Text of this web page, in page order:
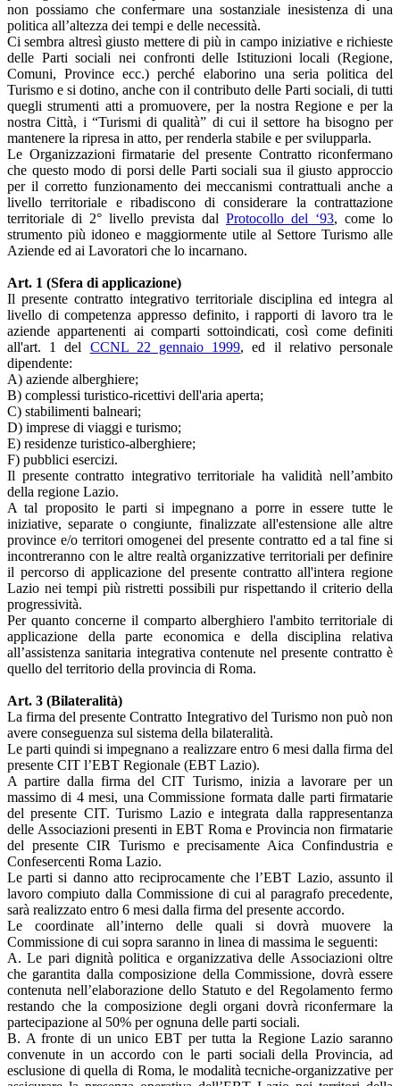
non possiamo che confermare una sostanziale inesistenza di una
politica all’altezza dei tempi e delle necessità.
Ci sembra altresì giusto mettere di più in campo iniziative e richieste
delle Parti sociali nei confronti delle Istituzioni locali (Regione,
Comuni, Province ecc.) perché elaborino una seria politica del
Turismo e si dotino, anche con il contributo delle Parti sociali, di tutti
quegli strumenti atti a promuovere, per la nostra Regione e per la
nostra Città, i “Turismi di qualità” di cui il settore ha bisogno per
mantenere la ripresa in atto, per renderla stabile e per svilupparla.
Le Organizzazioni firmatarie del presente Contratto riconfermano
che questo modo di porsi delle Parti sociali sua il giusto approccio
per il corretto funzionamento dei meccanismi contrattuali anche a
livello territoriale e ribadiscono di considerare la contrattazione
territoriale di 2° livello prevista dal Protocollo del ‘93, come lo
strumento più idoneo e maggiormente utile al Settore Turismo alle
Aziende ed ai Lavoratori che lo incarnano.
Art. 1 (Sfera di applicazione)
Il presente contratto integrativo territoriale disciplina ed integra al
livello di competenza appresso definito, i rapporti di lavoro tra le
aziende appartenenti ai comparti sottoindicati, così come definiti
all'art. 1 del CCNL 22 gennaio 1999, ed il relativo personale
dipendente:
A) aziende alberghiere;
B) complessi turistico-ricettivi dell'aria aperta;
C) stabilimenti balneari;
D) imprese di viaggi e turismo;
E) residenze turistico-alberghiere;
F) pubblici esercizi.
Il presente contratto integrativo territoriale ha validità nell’ambito
della regione Lazio.
A tal proposito le parti si impegnano a porre in essere tutte le
iniziative, separate o congiunte, finalizzate all'estensione alle altre
province e/o territori omogenei del presente contratto ed a tal fine si
incontreranno con le altre realtà organizzative territoriali per definire
il percorso di applicazione del presente contratto all'intera regione
Lazio nei tempi più ristretti possibili pur rispettando il criterio della
progressività.
Per quanto concerne il comparto alberghiero l'ambito territoriale di
applicazione della parte economica e della disciplina relativa
all’assistenza sanitaria integrativa contenute nel presente contratto è
quello del territorio della provincia di Roma.
Art. 3 (Bilateralità)
La firma del presente Contratto Integrativo del Turismo non può non
avere conseguenza sul sistema della bilateralità.
Le parti quindi si impegnano a realizzare entro 6 mesi dalla firma del
presente CIT l’EBT Regionale (EBT Lazio).
A partire dalla firma del CIT Turismo, inizia a lavorare per un
massimo di 4 mesi, una Commissione formata dalle parti firmatarie
del presente CIT. Turismo Lazio e integrata dalla rappresentanza
delle Associazioni presenti in EBT Roma e Provincia non firmatarie
del presente CIR Turismo e precisamente Aica Confindustria e
Confesercenti Roma Lazio.
Le parti si danno atto reciprocamente che l’EBT Lazio, assunto il
lavoro compiuto dalla Commissione di cui al paragrafo precedente,
sarà realizzato entro 6 mesi dalla firma del presente accordo.
Le coordinate all’interno delle quali si dovrà muovere la
Commissione di cui sopra saranno in linea di massima le seguenti:
A. Le pari dignità politica e organizzativa delle Associazioni oltre
che garantita dalla composizione della Commissione, dovrà essere
contenuta nell’elaborazione dello Statuto e del Regolamento fermo
restando che la composizione degli organi dovrà riconfermare la
partecipazione al 50% per ognuna delle parti sociali.
B. A fronte di un unico EBT per tutta la Regione Lazio saranno
convenute in un accordo con le parti sociali della Provincia, ad
esclusione di quella di Roma, le modalità tecniche-organizzative per